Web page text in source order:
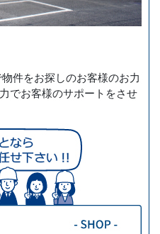
件をお探しのお客様のお力
でお客様のサポートをさせ